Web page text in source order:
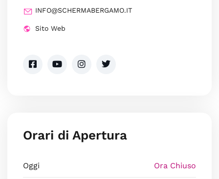
INFO@SCHERMABERGAMO.IT
Sito Web
Orari di Apertura
Oggi Ora Chiuso